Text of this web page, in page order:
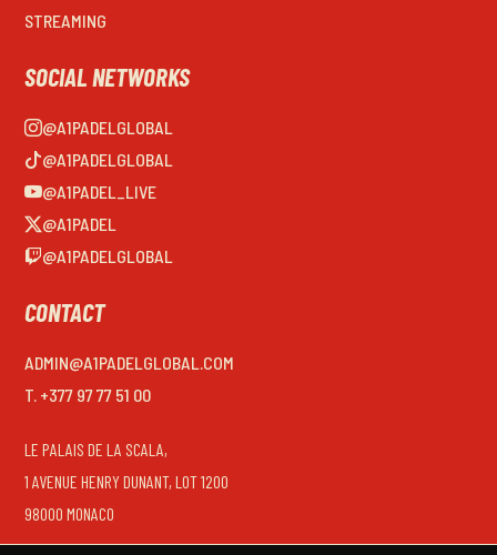
STREAMING
SOCIAL NETWORKS
@A1PADELGLOBAL
@A1PADELGLOBAL
@A1PADEL_LIVE
@A1PADEL
@A1PADELGLOBAL
CONTACT
ADMIN@A1PADELGLOBAL.COM
T. +377 97 77 51 00
LE PALAIS DE LA SCALA,
1 AVENUE HENRY DUNANT, LOT 1200
98000 MONACO